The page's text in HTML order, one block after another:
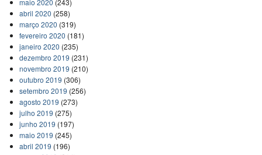
abril 2020 (258)
março 2020 (319)
fevereiro 2020 (181)
janeiro 2020 (235)
dezembro 2019 (231)
novembro 2019 (210)
outubro 2019 (306)
setembro 2019 (256)
agosto 2019 (273)
julho 2019 (275)
junho 2019 (197)
maio 2019 (245)
abril 2019 (196)